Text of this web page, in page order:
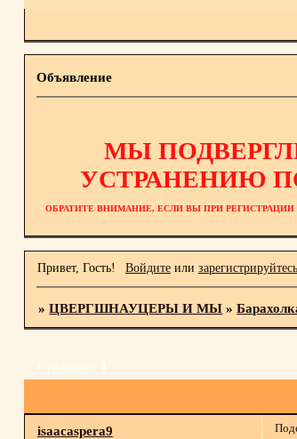
Объявление
МЫ
УСТРАНЕНИЮ
ОБРАТИТЕ ВНИМАНИЕ, ЕСЛИ ВЫ ПРИ
Привет, Гость! Войдитеили зарегистрируйтесь
»ЦВЕРГШНАУЦЕРЫ И МЫ »
Страница: 1
isaacaspera9